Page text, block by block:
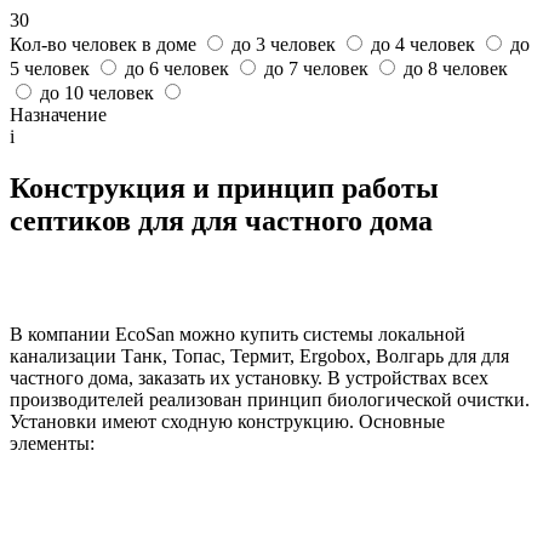
30
Кол-во человек в доме
до 3 человек до 4 человек
до
5 человек
до 6 человек до 7 человек
до 8 человек
до 10 человек
Назначение
i
Конструкция и принцип работы
септиков для для частного дома
В компании EcoSan можно купить системы локальной
канализации Танк, Топас, Термит, Ergobox, Волгарь для для
частного дома, заказать их установку. В устройствах всех
производителей реализован принцип биологической очистки.
Установки имеют сходную конструкцию. Основные
элементы: